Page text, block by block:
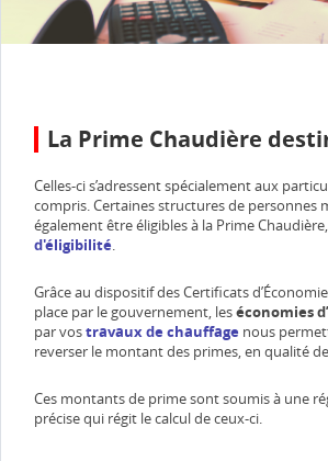
La Prime Chaudière
Celles-ci s’adressent spécialement aux
compris. Certaines structures de personnes
également être éligibles à la Prime
d'éligibilité.
Grâce au dispositif des Certificats
place par le gouvernement, leséconomies
par vostravaux de chauffage nous
reverser le montant des primes, en qualité
Ces montants de prime sont soumis à une
précise qui régit le calcul de ceux-ci.